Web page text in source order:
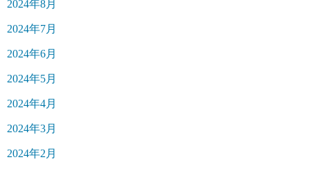
2024年8月
2024年7月
2024年6月
2024年5月
2024年4月
2024年3月
2024年2月